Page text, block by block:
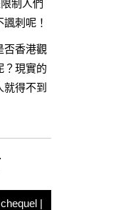
制人們
刺呢！
否香港觀
？現實的
得不到
chequel |